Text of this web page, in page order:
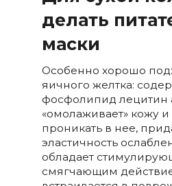
делать
маски
Особенно хорошо
яичного желтка:
фосфолипид лецитин
«омолаживает» кожу
проникать в нее,
эластичность
обладает
смягчающим